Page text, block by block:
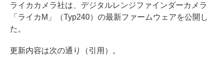
ライカカメラ社は、デジタルレンジファインダーカメラ
「ライカM」（Typ240）の最新ファームウェアを公開し
た。
更新内容は次の通り（引用）。